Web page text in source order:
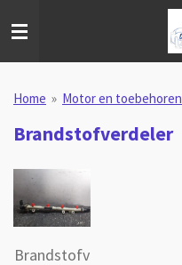
direct
hoofdinhoud
Home » Motor en toebehoren
Brandstofverdeler
Brandstofv